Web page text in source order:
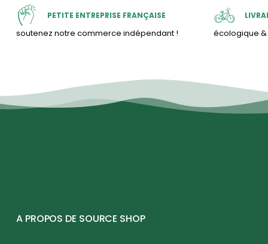
PETITE ENTREPRISE FRANÇAISE
soutenez notre commerce indépendant ! écologique
A PROPOS DE SOURCE SHOP